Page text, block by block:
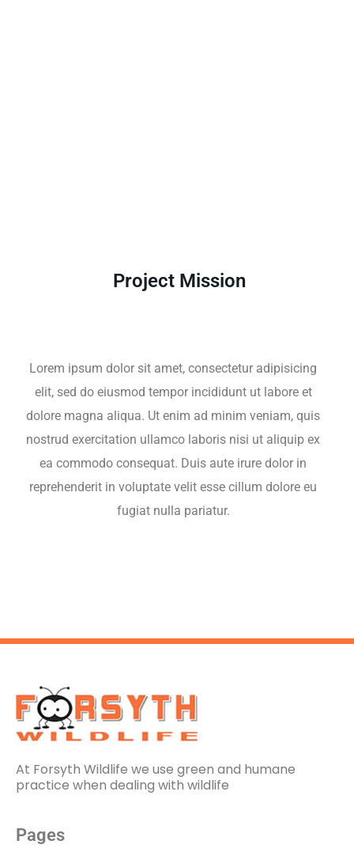
Project Mission
Lorem ipsum dolor sit amet, consectetur adipisicing
elit, sed do eiusmod tempor incididunt ut labore et
dolore magna aliqua. Ut enim ad minim veniam, quis
nostrud exercitation ullamco laboris nisi ut aliquip ex
ea commodo consequat. Duis aute irure dolor in
reprehenderit in voluptate velit esse cillum dolore eu
fugiat nulla pariatur.
At Forsyth Wildlife we use green and humane
practice when dealing with wildlife
Pages